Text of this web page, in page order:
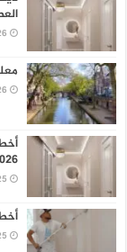
أخطاء
2026 – دليل شامل من خبراء الديكور
أخطاء